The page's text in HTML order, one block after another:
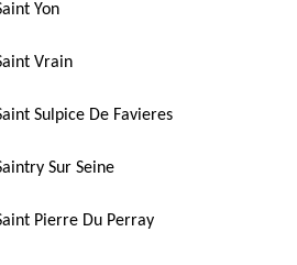
Yon
Vrain
Sulpice De Favieres
Sur Seine
Pierre Du Perray